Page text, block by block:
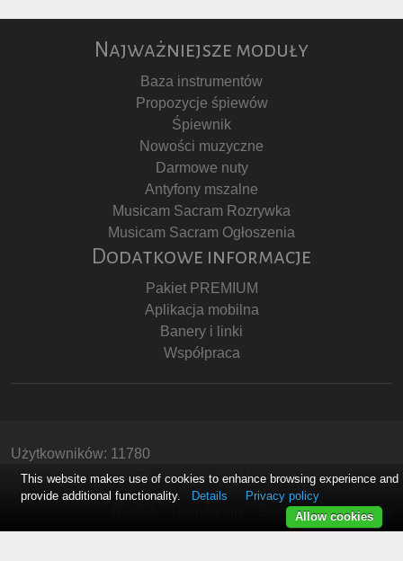
Najważniejsze moduły
Baza instrumentów
Propozycje śpiewów
Śpiewnik
Nowości muzyczne
Darmowe nuty
Antyfony mszalne
Musicam Sacram Rozrywka
Musicam Sacram Ogłoszenia
Dodatkowe informacje
Pakiet PREMIUM
Aplikacja mobilna
Banery i linki
Współpraca
Użytkowników: 11780
Copyright © Stowarzyszenie Musicam Sacram
Polityka Prywatności
This website makes use of cookies to enhance browsing experience and
provide additional functionality.
Details
Privacy policy
Allow cookies